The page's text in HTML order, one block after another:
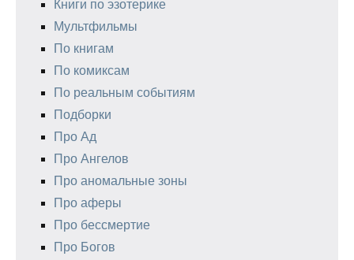
Книги по эзотерике
Мультфильмы
По книгам
По комиксам
По реальным событиям
Подборки
Про Ад
Про Ангелов
Про аномальные зоны
Про аферы
Про бессмертие
Про Богов